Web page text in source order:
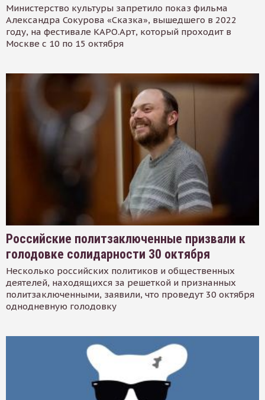
Министерство культуры запретило показ фильма
Александра Сокурова «Сказка», вышедшего в 2022
году, на фестивале КАРО.Арт, который проходит в
Москве с 10 по 15 октября
Российские политзаключенные призвали к
голодовке солидарности 30 октября
Несколько российских политиков и общественных
деятелей, находящихся за решеткой и признанных
политзаключенными, заявили, что проведут 30 октября
однодневную голодовку